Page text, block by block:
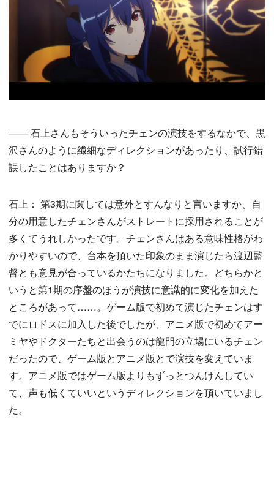
—— 石上さんもそういったチェンの演技をするなかで、黒
沢さんのように繊細なディレクションがあったり、試行錯
誤したことはありますか？
石上： 第3期に関しては意外とすんなりと言いますか、自
分の用意したチェンさんがストレートに採用されることが
多くてうれしかったです。チェンさんはある意味性格がわ
かりやすいので、台本を頂いた印象のまま演じたら渡辺監
督とも意見が合っているかたちになりました。どちらかと
いうと第1期の序盤のほうが演技に意識的に変化を加えた
ところがあって……。ゲーム版で初めて演じたチェンはす
でにロドスに加入した後でしたが、アニメ版で初めてアー
ミヤやドクターたちと出会うのは龍門の立場にいるチェン
だったので、ゲーム版とアニメ版とで演技を変えていま
す。アニメ版ではゲーム版よりもずっとつんけんしてい
て、声も低くていいというディレクションを頂いていまし
た。